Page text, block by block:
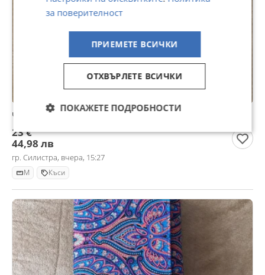
ЧИСТО НОВА Лятна рокля с морски акцент
23 €
44,98 лв
гр. Силистра, вчера, 15:27
M Къси
за поверителност
ПРИЕМЕТЕ ВСИЧКИ
ОТХВЪРЛЕТЕ ВСИЧКИ
ПОКАЖЕТЕ ПОДРОБНОСТИ